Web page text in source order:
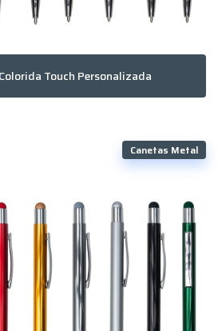
Touch Personalizada
Canetas Metal